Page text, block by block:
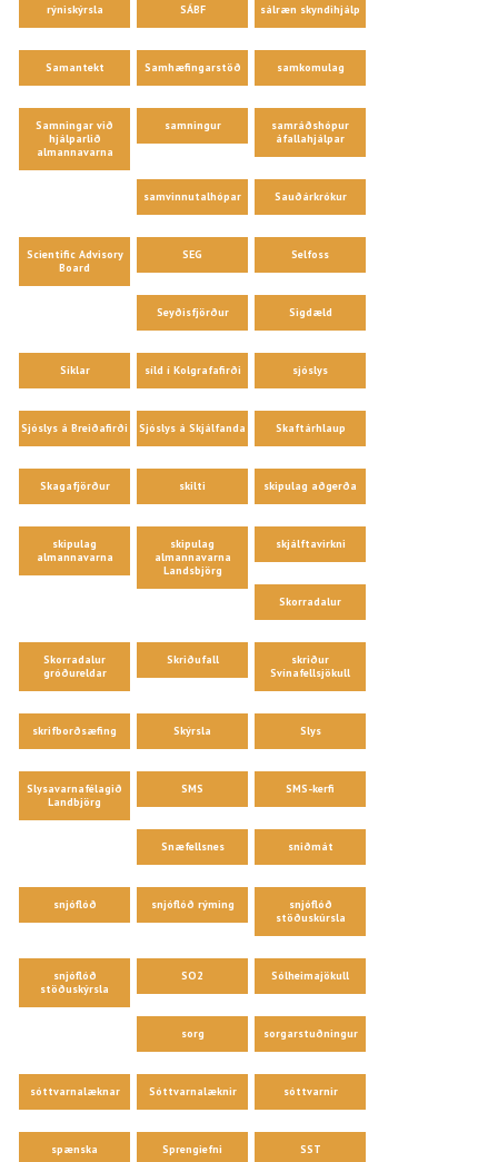
rýniskýrsla SÁBF sálræn skyndihjálp
Samantekt Samhæfingarstöð samkomulag
Samningar við
hjálparlið
almannavarna
samningur
samráðshópur
áfallahjálpar
samvinnutalhópar Sauðárkrókur
Scientific Advisory
Board
SEG Selfoss
Seyðisfjörður Sigdæld
Síklar síld í Kolgrafafirði sjóslys
Sjóslys á Breiðafirði Sjóslys á Skjálfanda Skaftárhlaup
Skagafjörður skilti skipulag aðgerða
skipulag
almannavarna
skipulag
almannavarna
Landsbjörg
skjálftavirkni
Skorradalur
Skorradalur
gróðureldar
Skriðufall
skriður
Svínafellsjökull
skrifborðsæfing Skýrsla Slys
Slysavarnafélagið
Landbjörg
SMS SMS-kerfi
Snæfellsnes sniðmát
snjóflóð snjóflóð rýming
snjóflóð
stöðuskúrsla
snjóflóð
stöðuskýrsla
SO2 Sólheimajökull
sorg sorgarstuðningur
sóttvarnalæknar Sóttvarnalæknir sóttvarnir
spænska Sprengiefni SST